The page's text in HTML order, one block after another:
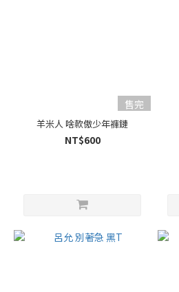
售完
羊米人 啥款傲少年褲鏈
NT$600